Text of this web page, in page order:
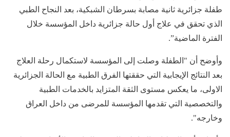
طفلة جزائرية ثانية مصابة بسرطان الشبكية، بعد النجاح الطبي
الذي تحقق في علاج أول حالة جزائرية داخل المؤسسة خلال
الفترة الماضية”.
وأوضح أن "الطفلة وصلت إلى المؤسسة لاستكمال رحلة العلاج
بعد النتائج الإيجابية التي حققتها الفرق الطبية مع الحالة الجزائرية
الاولى، ما يعكس مستوى الثقة المتزايد بالخدمات الطبية
والتخصصية التي تقدمها المؤسسة للمرضى من داخل العراق
وخارجه".